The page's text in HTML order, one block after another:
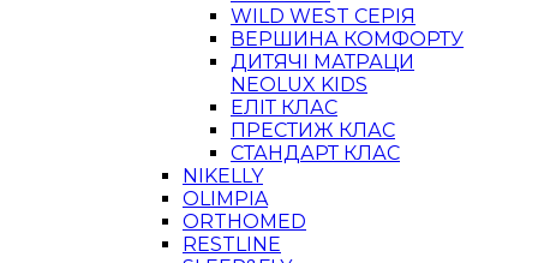
WILD WEST СЕРІЯ
ВЕРШИНА КОМФОРТУ
ДИТЯЧІ МАТРАЦИ
NEOLUX KIDS
ЕЛІТ КЛАС
ПРЕСТИЖ КЛАС
СТАНДАРТ КЛАС
NIKELLY
OLIMPIA
ORTHOMED
RESTLINE